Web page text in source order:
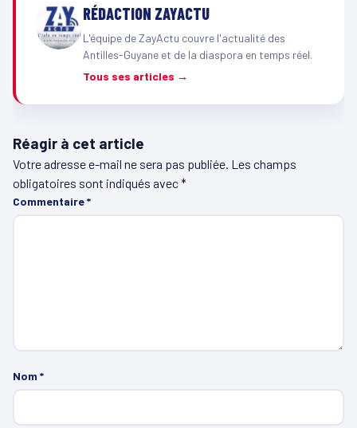
RÉDACTION ZAYACTU
L'équipe de ZayActu couvre l'actualité des
Antilles-Guyane et de la diaspora en temps réel.
Tous ses articles →
Réagir à cet article
Votre adresse e-mail ne sera pas publiée. Les champs
obligatoires sont indiqués avec*
Commentaire*
Nom *